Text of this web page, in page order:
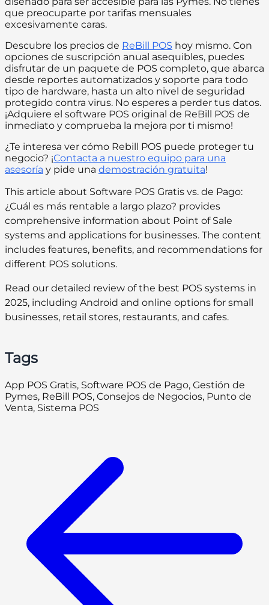
que preocuparte por tarifas mensuales
excesivamente caras.
Descubre los precios de ReBill POS hoy mismo. Con
opciones de suscripción anual asequibles, puedes
disfrutar de un paquete de POS completo, que abarca
desde reportes automatizados y soporte para todo
tipo de hardware, hasta un alto nivel de seguridad
protegido contra virus. No esperes a perder tus datos.
¡Adquiere el software POS original de ReBill POS de
inmediato y comprueba la mejora por ti mismo!
¿Te interesa ver cómo Rebill POS puede proteger tu
negocio? ¡Contacta a nuestro equipo para una
asesoría y pide una demostración gratuita!
This article about Software POS Gratis vs. de Pago:
¿Cuál es más rentable a largo plazo? provides
comprehensive information about Point of Sale
systems and applications for businesses. The content
includes features, benefits, and recommendations for
different POS solutions.
Read our detailed review of the best POS systems in
2025, including Android and online options for small
businesses, retail stores, restaurants, and cafes.
Tags
App POS Gratis, Software POS de Pago, Gestión de
Pymes, ReBill POS, Consejos de Negocios, Punto de
Venta, Sistema POS